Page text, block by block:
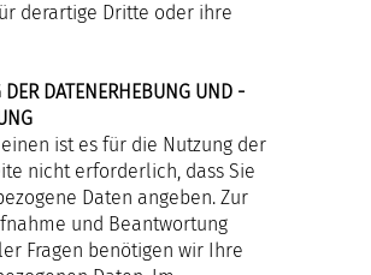
derartige Dritte oder ihre
DER DATENERHEBUNG UND -
ist es für die Nutzung der
nicht erforderlich, dass Sie
Daten angeben. Zur
und Beantwortung
Fragen benötigen wir Ihre